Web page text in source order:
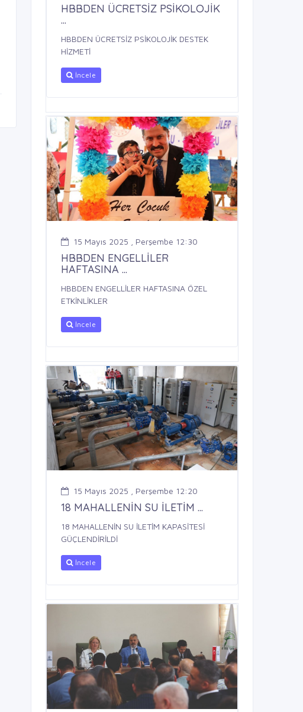
HBBDEN ÜCRETSİZ PSİKOLOJİK
...
HBBDEN ÜCRETSİZ PSİKOLOJİK DESTEK
HİZMETİ
İncele
15 Mayıs 2025 , Perşembe 12:30
HBBDEN ENGELLİLER
HAFTASINA ...
HBBDEN ENGELLİLER HAFTASINA ÖZEL
ETKİNLİKLER
İncele
15 Mayıs 2025 , Perşembe 12:20
18 MAHALLENİN SU İLETİM ...
18 MAHALLENİN SU İLETİM KAPASİTESİ
GÜÇLENDİRİLDİ
İncele